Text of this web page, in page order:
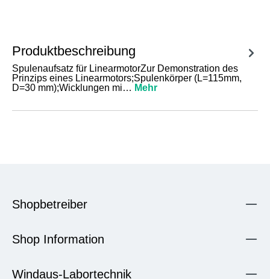
Produktbeschreibung
Spulenaufsatz für LinearmotorZur Demonstration des
Prinzips eines Linearmotors;Spulenkörper (L=115mm,
D=30 mm);Wicklungen mi… Mehr
Shopbetreiber
Shop Information
Windaus-Labortechnik